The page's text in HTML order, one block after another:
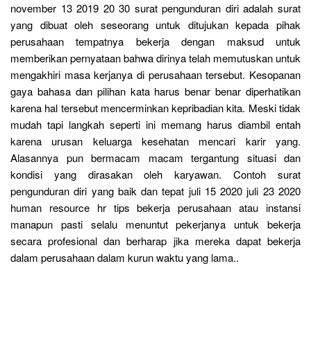
november 13 2019 20 30 surat pengunduran diri adalah surat
yang dibuat oleh seseorang untuk ditujukan kepada pihak
perusahaan tempatnya bekerja dengan maksud untuk
memberikan pernyataan bahwa dirinya telah memutuskan untuk
mengakhiri masa kerjanya di perusahaan tersebut. Kesopanan
gaya bahasa dan pilihan kata harus benar benar diperhatikan
karena hal tersebut mencerminkan kepribadian kita. Meski tidak
mudah tapi langkah seperti ini memang harus diambil entah
karena urusan keluarga kesehatan mencari karir yang.
Alasannya pun bermacam macam tergantung situasi dan
kondisi yang dirasakan oleh karyawan. Contoh surat
pengunduran diri yang baik dan tepat juli 15 2020 juli 23 2020
human resource hr tips bekerja perusahaan atau instansi
manapun pasti selalu menuntut pekerjanya untuk bekerja
secara profesional dan berharap jika mereka dapat bekerja
dalam perusahaan dalam kurun waktu yang lama..